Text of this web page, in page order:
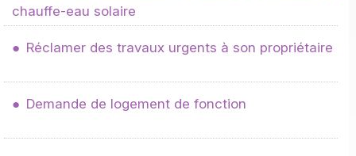
chauffe-eau solaire
Réclamer des travaux urgents à son propriétaire
Demande de logement de fonction